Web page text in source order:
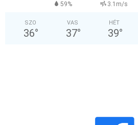
59% 3.1m/s
SZO
36°
VAS
37°
HÉT
39°